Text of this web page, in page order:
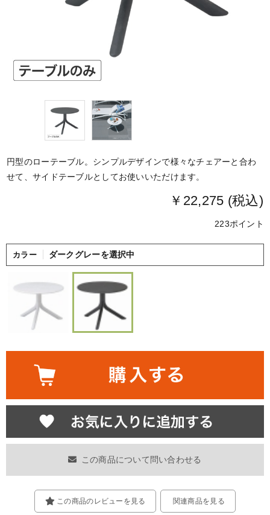
円型のローテーブル。シンプルデザインで様々なチェアーと合わ
せて、サイドテーブルとしてお使いいただけます。
￥22,275 (税込)
223ポイント
カラー ダークグレーを選択中
この商品について問い合わせる
関連商品を見る
この商品のレビューを見る